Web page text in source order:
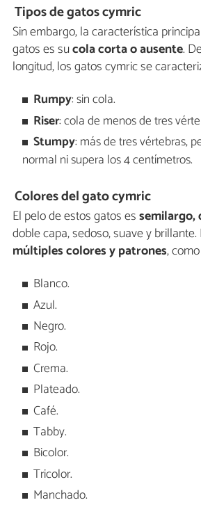
Tipos de gatos cymric
Sin embargo, la característica
gatos es sucola corta o ausente.
longitud, los gatos cymric se
Rumpy: sin cola.
Riser: cola de menos de tres
Stumpy: más de tres vértebras,
normal ni supera los 4 centímetros.
Colores del gato cymric
El pelo de estos gatos essemilargo,
doble capa, sedoso, suave y
múltiples colores y patrones,
Blanco.
Azul.
Negro.
Rojo.
Crema.
Plateado.
Café.
Tabby.
Bicolor.
Tricolor.
Manchado.